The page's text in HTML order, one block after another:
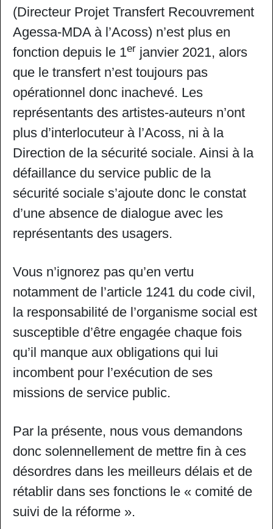
(Directeur Projet Transfert Recouvrement
Agessa-MDA à l’Acoss) n’est plus en
fonction depuis le 1er janvier 2021, alors
que le transfert n’est toujours pas
opérationnel donc inachevé. Les
représentants des artistes-auteurs n’ont
plus d’interlocuteur à l’Acoss, ni à la
Direction de la sécurité sociale. Ainsi à la
défaillance du service public de la
sécurité sociale s’ajoute donc le constat
d’une absence de dialogue avec les
représentants des usagers.
Vous n’ignorez pas qu’en vertu
notamment de l’article 1241 du code civil,
la responsabilité de l’organisme social est
susceptible d’être engagée chaque fois
qu’il manque aux obligations qui lui
incombent pour l’exécution de ses
missions de service public.
Par la présente, nous vous demandons
donc solennellement de mettre fin à ces
désordres dans les meilleurs délais et de
rétablir dans ses fonctions le « comité de
suivi de la réforme ».